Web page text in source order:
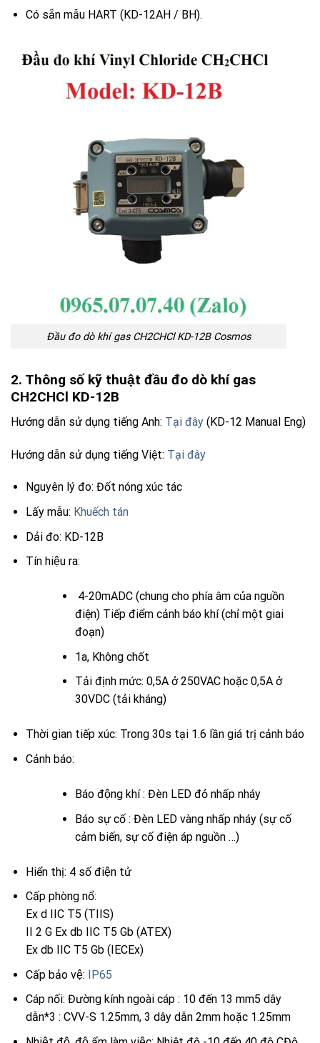
Có sẵn mẫu HART (KD-12AH / BH).
Đầu đo dò khí gas CH2CHCl KD-12B Cosmos
2. Thông số kỹ thuật đầu đo dò khí gas
CH2CHCl KD-12B
Hướng dẫn sử dụng tiếng Anh: Tại đây (KD-12 Manual Eng)
Hướng dẫn sử dụng tiếng Việt: Tại đây
Nguyên lý đo: Đốt nóng xúc tác
Lấy mẫu: Khuếch tán
Dải đo: KD-12B
Tín hiệu ra:
4-20mADC (chung cho phía âm của nguồn
điện) Tiếp điểm cảnh báo khí (chỉ một giai
đoạn)
1a, Không chốt
Tải định mức: 0,5A ở 250VAC hoặc 0,5A ở
30VDC (tải kháng)
Thời gian tiếp xúc: Trong 30s tại 1.6 lần giá trị cảnh báo
Cảnh báo:
Báo động khí : Đèn LED đỏ nhấp nháy
Báo sự cố : Đèn LED vàng nhấp nháy (sự cố
cảm biến, sự cố điện áp nguồn …)
Hiển thị: 4 số điện tử
Cấp phòng nổ:
Ex d IIC T5 (TIIS)
II 2 G Ex db IIC T5 Gb (ATEX)
Ex db IIC T5 Gb (IECEx)
Cấp bảo vệ: IP65
Cáp nối: Đường kính ngoài cáp : 10 đến 13 mm5 dây
dẫn*3 : CVV-S 1.25mm, 3 dây dẫn 2mm hoặc 1.25mm